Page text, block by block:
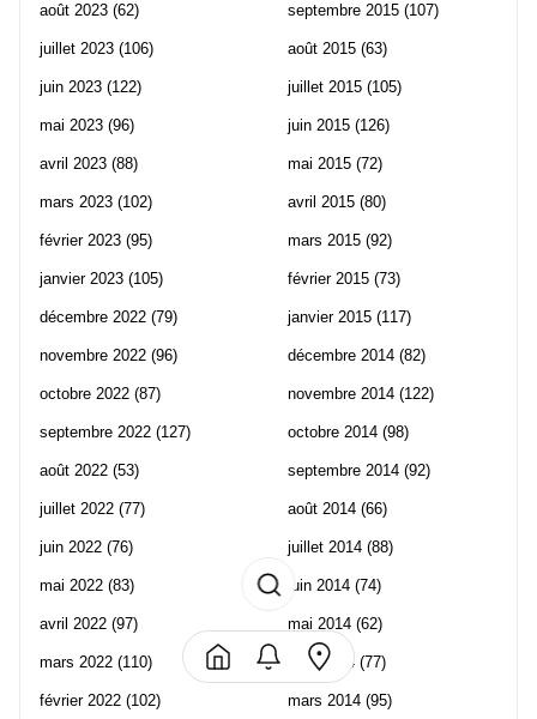
août 2023 (62)
juillet 2023 (106)
juin 2023 (122)
mai 2023 (96)
avril 2023 (88)
mars 2023 (102)
février 2023 (95)
janvier 2023 (105)
décembre 2022 (79)
novembre 2022 (96)
octobre 2022 (87)
septembre 2022 (127)
août 2022 (53)
juillet 2022 (77)
juin 2022 (76)
mai 2022 (83)
avril 2022 (97)
mars 2022 (110)
février 2022 (102)
septembre 2015 (107)
août 2015 (63)
juillet 2015 (105)
juin 2015 (126)
mai 2015 (72)
avril 2015 (80)
mars 2015 (92)
février 2015 (73)
janvier 2015 (117)
décembre 2014 (82)
novembre 2014 (122)
octobre 2014 (98)
septembre 2014 (92)
août 2014 (66)
juillet 2014 (88)
juin 2014 (74)
mai 2014 (62)
avril 2014 (77)
mars 2014 (95)